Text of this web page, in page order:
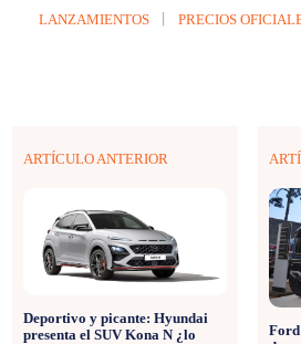
LANZAMIENTOS PRECIOS
ARTÍCULO ANTERIOR
Deportivo y picante: Hyundai
presenta el SUV Kona N ¿lo